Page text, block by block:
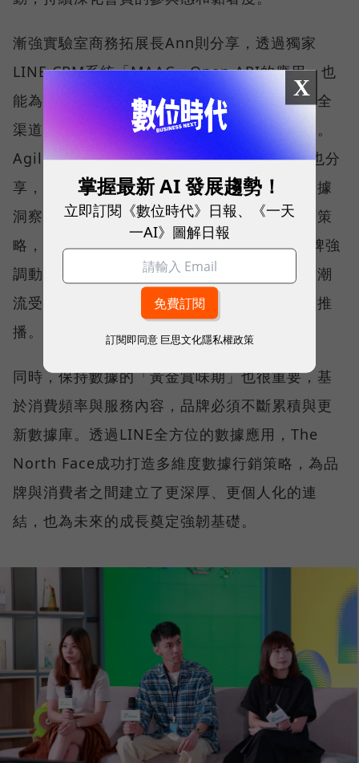
漸強實驗室商務拓展長Ann則分享，透過獨家
LINE CRM系統「MAAC」Open API的應用，也
能為品牌實現線下、線上數據無縫轉換，掌握全
渠道的數據。而洞悉數據，就能創造有感體驗。
Agility快點行銷共同創辦人暨執行長Steven也分
享，為品牌建立全面的數據庫，並充分利用數據
洞察，就能為不同受眾群體制定差異化的營銷策
略，如The North Face針對越野跑受眾，品牌強
調動態運動場景和運動機能特性；而對於城市潮
流受眾，則更注重氛圍和城市流行穿搭的內容推
播。
同時，保持數據的「黃金賞味期」也很重要，基
於消費頻率與服務內容，品牌必須不斷累積與更
新數據庫。透過LINE全方位的數據應用，The
North Face成功打造多維度數據行銷策略，為品
牌與消費者之間建立了更深厚、更個人化的連
結，也為未來的成長奠定強韌基礎。
X
掌握最新 AI 發展趨勢！
立即訂閱《數位時代》日報、《一天
一AI》圖解日報
訂閱即同意 巨思文化隱私權政策